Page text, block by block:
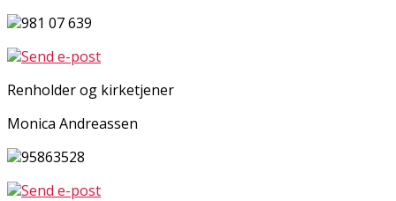
981 07 639
Send e-post
Renholder og kirketjener
Monica Andreassen
95863528
Send e-post